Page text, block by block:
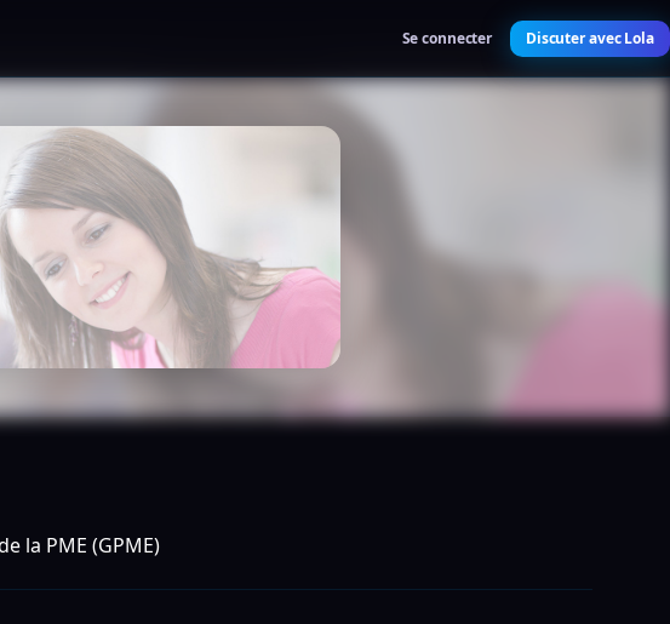
Se connecter Discuter avec Lola
la PME (GPME)